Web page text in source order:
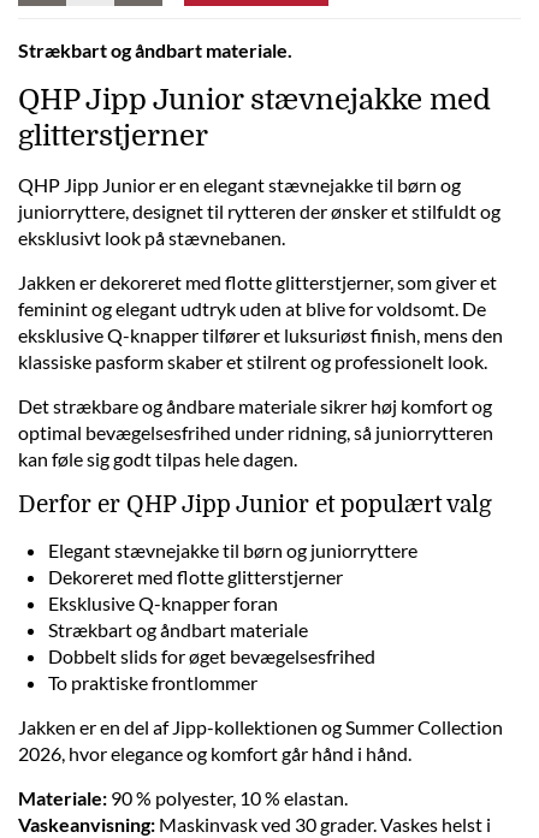
Strækbart og åndbart materiale.
QHP Jipp Junior stævnejakke med
glitterstjerner
QHP Jipp Junior er en elegant stævnejakke til børn og
juniorryttere, designet til rytteren der ønsker et stilfuldt og
eksklusivt look på stævnebanen.
Jakken er dekoreret med flotte glitterstjerner, som giver et
feminint og elegant udtryk uden at blive for voldsomt. De
eksklusive Q-knapper tilfører et luksuriøst finish, mens den
klassiske pasform skaber et stilrent og professionelt look.
Det strækbare og åndbare materiale sikrer høj komfort og
optimal bevægelsesfrihed under ridning, så juniorrytteren
kan føle sig godt tilpas hele dagen.
Derfor er QHP Jipp Junior et populært valg
Elegant stævnejakke til børn og juniorryttere
Dekoreret med flotte glitterstjerner
Eksklusive Q-knapper foran
Strækbart og åndbart materiale
Dobbelt slids for øget bevægelsesfrihed
To praktiske frontlommer
Jakken er en del af Jipp-kollektionen og Summer Collection
2026, hvor elegance og komfort går hånd i hånd.
Materiale: 90 % polyester, 10 % elastan.
Vaskeanvisning: Maskinvask ved 30 grader. Vaskes helst i